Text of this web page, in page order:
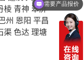
棱 青神 翠屏
州 恩阳 平昌
渠色达 理塘
需要产品报价